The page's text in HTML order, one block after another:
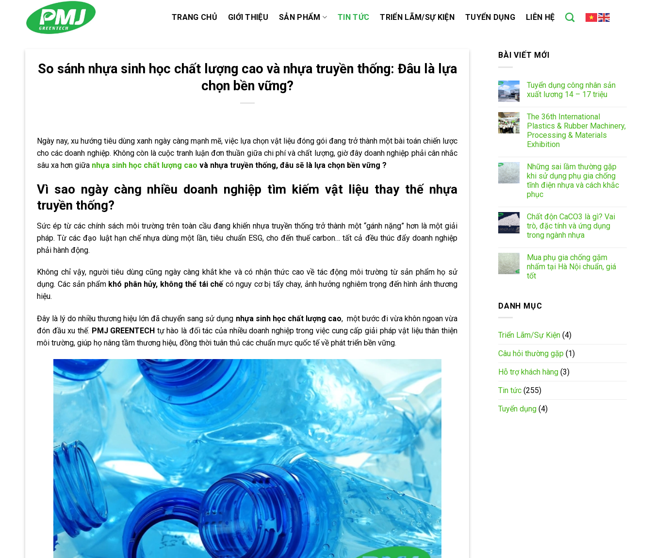
TRANG CHỦ GIỚI THIỆU SẢN PHẨM TIN TỨC TRIỂN LÃM/SỰ KIỆN TUYỂN DỤNG LIÊN HỆ
So sánh nhựa sinh học chất lượng cao và nhựa truyền thống: Đâu là lựa
chọn bền vững?
Ngày nay, xu hướng tiêu dùng xanh ngày càng mạnh mẽ, việc lựa chọn vật liệu đóng gói đang trở thành một bài toán chiến lược
cho các doanh nghiệp. Không còn là cuộc tranh luận đơn thuần giữa chi phí và chất lượng, giờ đây doanh nghiệp phải cân nhắc
sâu xa hơn giữa nhựa sinh học chất lượng cao và nhựa truyền thống, đâu sẽ là lựa chọn bền vững ?
Vì sao ngày càng nhiều doanh nghiệp tìm kiếm vật liệu thay thế nhựa
truyền thống?
Sức ép từ các chính sách môi trường trên toàn cầu đang khiến nhựa truyền thống trở thành một “gánh nặng” hơn là một giải
pháp. Từ các đạo luật hạn chế nhựa dùng một lần, tiêu chuẩn ESG, cho đến thuế carbon… tất cả đều thúc đẩy doanh nghiệp
phải hành động.
Không chỉ vậy, người tiêu dùng cũng ngày càng khắt khe và có nhận thức cao về tác động môi trường từ sản phẩm họ sử
dụng. Các sản phẩm khó phân hủy, không thể tái chế có nguy cơ bị tẩy chay, ảnh hưởng nghiêm trọng đến hình ảnh thương
hiệu.
Đây là lý do nhiều thương hiệu lớn đã chuyển sang sử dụng nhựa sinh học chất lượng cao, một bước đi vừa khôn ngoan vừa
đón đầu xu thế. PMJ GREENTECH tự hào là đối tác của nhiều doanh nghiệp trong việc cung cấp giải pháp vật liệu thân thiện
môi trường, giúp họ nâng tầm thương hiệu, đồng thời tuân thủ các chuẩn mực quốc tế về phát triển bền vững.
BÀI VIẾT MỚI
Tuyển dụng công nhân sản
xuất lương 14 – 17 triệu
The 36th International
Plastics & Rubber Machinery,
Processing & Materials
Exhibition
Những sai lầm thường gặp
khi sử dụng phụ gia chống
tĩnh điện nhựa và cách khắc
phục
Chất độn CaCO3 là gì? Vai
trò, đặc tính và ứng dụng
trong ngành nhựa
Mua phụ gia chống gặm
nhấm tại Hà Nội chuẩn, giá
tốt
DANH MỤC
Triển Lãm/Sự Kiện (4)
Câu hỏi thường gặp (1)
Hỗ trợ khách hàng (3)
Tin tức (255)
Tuyển dụng (4)